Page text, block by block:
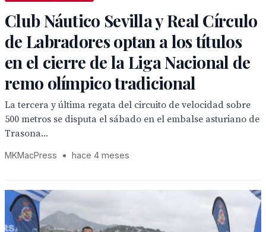
Club Náutico Sevilla y Real Círculo
de Labradores optan a los títulos
en el cierre de la Liga Nacional de
remo olímpico tradicional
La tercera y última regata del circuito de velocidad sobre
500 metros se disputa el sábado en el embalse asturiano de
Trasona...
MKMacPress • hace 4 meses